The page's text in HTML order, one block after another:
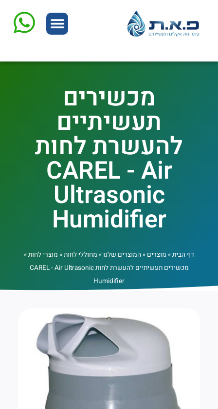
מכשירים
תעשיתיים
להעשרת לחות
CAREL - Air
Ultrasonic
Humidifier
דף הבית» מוצרים » המוצרים שלנו» מחוללי לחות» מוצרי לחות»
מכשירים תעשיתיים להעשרת לחות CAREL - Air Ultrasonic
Humidifier